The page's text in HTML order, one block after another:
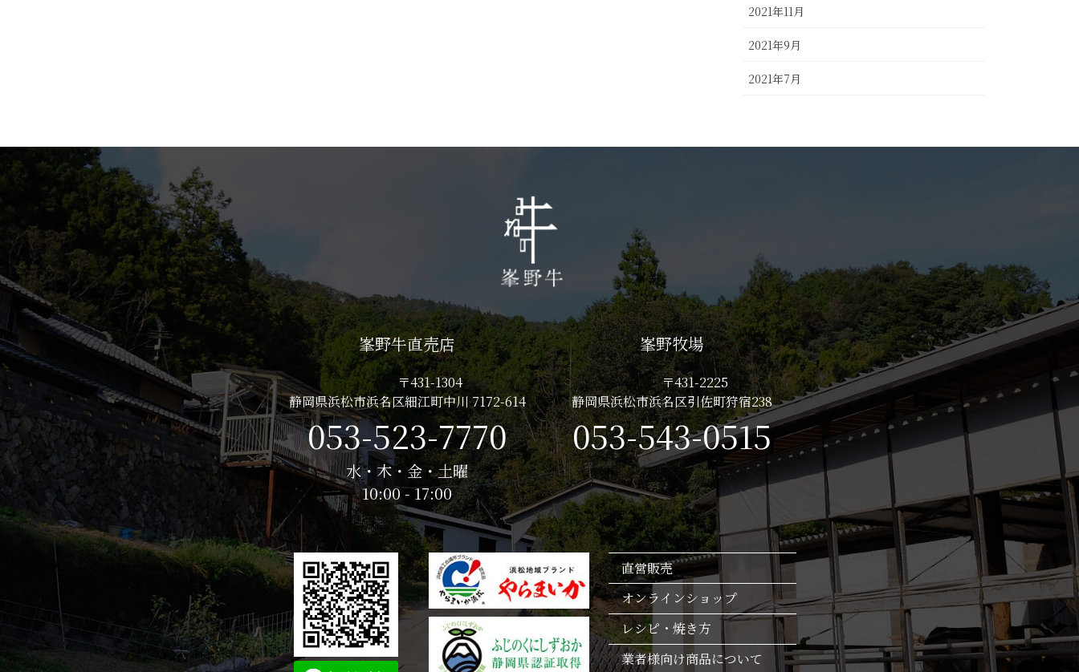
2021年11月
2021年9月
2021年7月
峯野牛直売店
〒431-1304
静岡県浜松市浜名区細江町中川 7172-614
053-523-7770
水・木・金・土曜
10:00 - 17:00
峯野牧場
〒431-2225
静岡県浜松市浜名区引佐町狩宿238
053-543-0515
直営販売
オンラインショップ
レシピ・焼き方
業者様向け商品について